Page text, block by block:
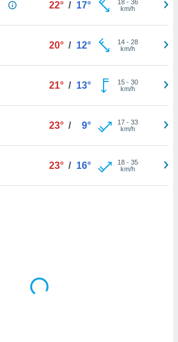
22° / 17° 18- 36
km/h
20° / 12° 14- 28
km/h
21° / 13° 15- 30
km/h
23° / 9° 17- 33
km/h
23° / 16° 18- 35
km/h